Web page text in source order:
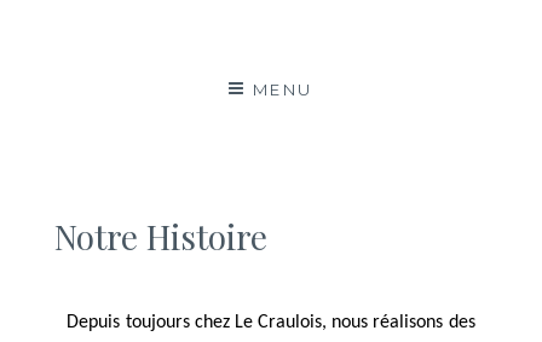
MENU
Notre Histoire
Depuis toujours chez Le Craulois, nous réalisons des